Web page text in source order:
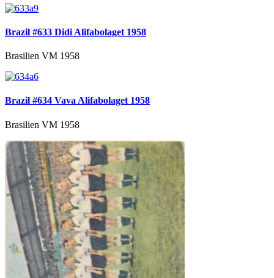
Brazil #633 Didi Alifabolaget 1958
Brasilien VM 1958
Brazil #634 Vava Alifabolaget 1958
Brasilien VM 1958